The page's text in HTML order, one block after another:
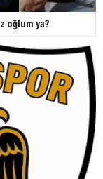
oğlum ya?